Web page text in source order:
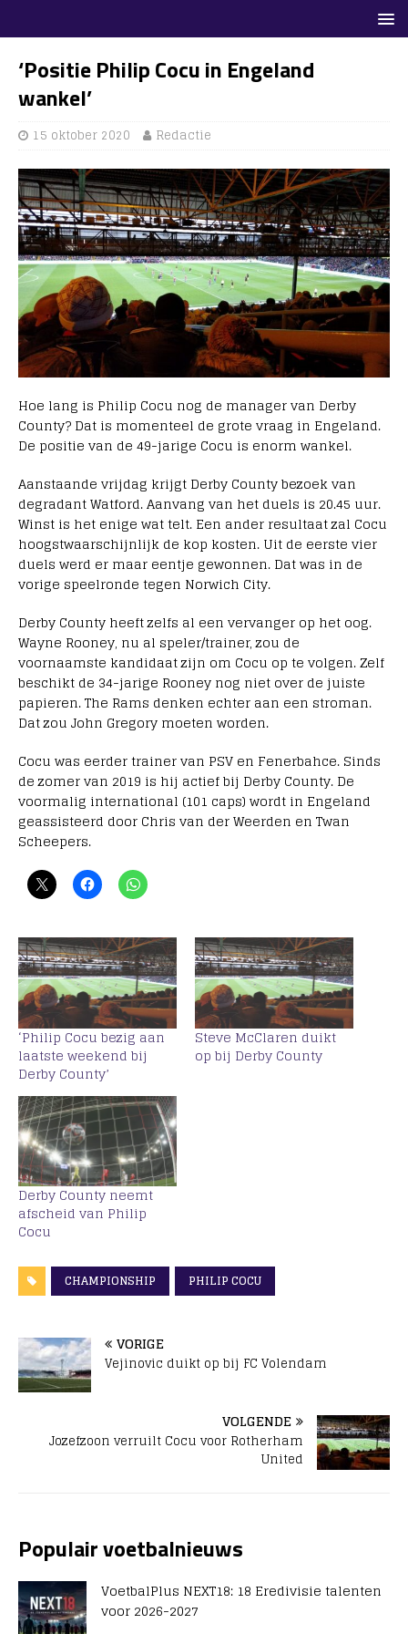
‘Positie Philip Cocu in Engeland
wankel’
15 oktober 2020 Redactie
Hoe lang is Philip Cocu nog de manager van Derby
County? Dat is momenteel de grote vraag in Engeland.
De positie van de 49-jarige Cocu is enorm wankel.
Aanstaande vrijdag krijgt Derby County bezoek van
degradant Watford. Aanvang van het duels is 20.45 uur.
Winst is het enige wat telt. Een ander resultaat zal Cocu
hoogstwaarschijnlijk de kop kosten. Uit de eerste vier
duels werd er maar eentje gewonnen. Dat was in de
vorige speelronde tegen Norwich City.
Derby County heeft zelfs al een vervanger op het oog.
Wayne Rooney, nu al speler/trainer, zou de
voornaamste kandidaat zijn om Cocu op te volgen. Zelf
beschikt de 34-jarige Rooney nog niet over de juiste
papieren. The Rams denken echter aan een stroman.
Dat zou John Gregory moeten worden.
Cocu was eerder trainer van PSV en Fenerbahce. Sinds
de zomer van 2019 is hij actief bij Derby County. De
voormalig international (101 caps) wordt in Engeland
geassisteerd door Chris van der Weerden en Twan
Scheepers.
‘Philip Cocu bezig aan
laatste weekend bij
Derby County’
Steve McClaren duikt
op bij Derby County
Derby County neemt
afscheid van Philip
Cocu
CHAMPIONSHIP PHILIP COCU
VORIGE
Vejinovic duikt op bij FC Volendam
VOLGENDE
Jozefzoon verruilt Cocu voor Rotherham
United
Populair voetbalnieuws
VoetbalPlus NEXT18: 18 Eredivisie talenten
voor 2026-2027